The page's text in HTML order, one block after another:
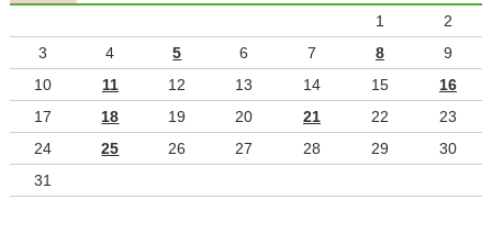
1
2
3
4 5 6 7 8
9
10
11 12 13 14 15
16
17
18 19 20 21 22
23
24
25 26 27 28 29
30
31